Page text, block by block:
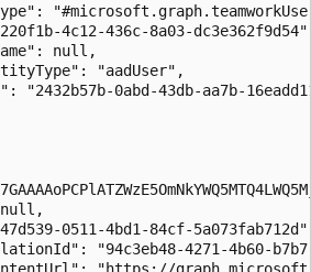
4c12-436c-8a03-
null,
"aadUser",
"2432b57b-0abd-43db-aa7b-
0511-4bd1-84cf-
"94c3eb48-4271-4b60-
"https://